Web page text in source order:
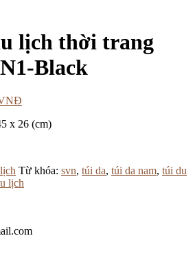
lịch thời trang
Black
x 26 (cm)
Từ khóa: svn, túi da, túi da nam, túi du
lịch